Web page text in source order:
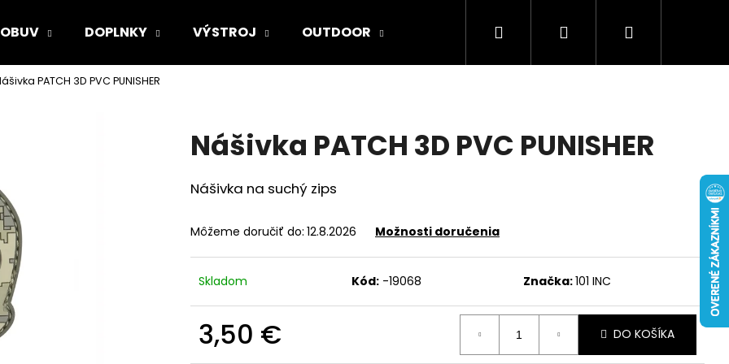
OBUV DOPLNKY VÝSTROJ OUTDOOR ARMY ORIGINAL Kamenná predajňa
Hľadať PrihlásenieNákupný
PATCH 3D PVC PUNISHER
Nášivka PATCH 3D PVC PUNISHER
Nášivka na suchý zips
Môžeme doručiť do: 12.8.2026 Možnosti doručenia
Skladom Kód: -19068 Značka:101 INC
3,50 € DO KOŠÍKA
Čo potrebujete nájsť?
HĽADAŤ